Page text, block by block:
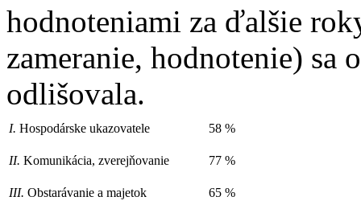
hodnoteniami za ďalšie
zameranie, hodnotenie) sa
odlišovala.
I. Hospodárske ukazovatele 58 %
II. Komunikácia, zverejňovanie 77 %
III. Obstarávanie a majetok 65 %